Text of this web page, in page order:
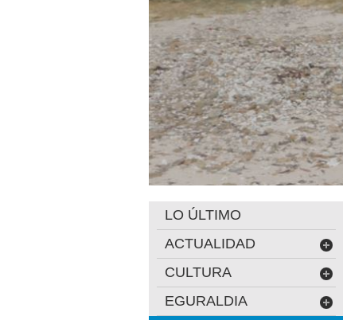
LO ÚLTIMO
ACTUALIDAD
CULTURA
EGURALDIA